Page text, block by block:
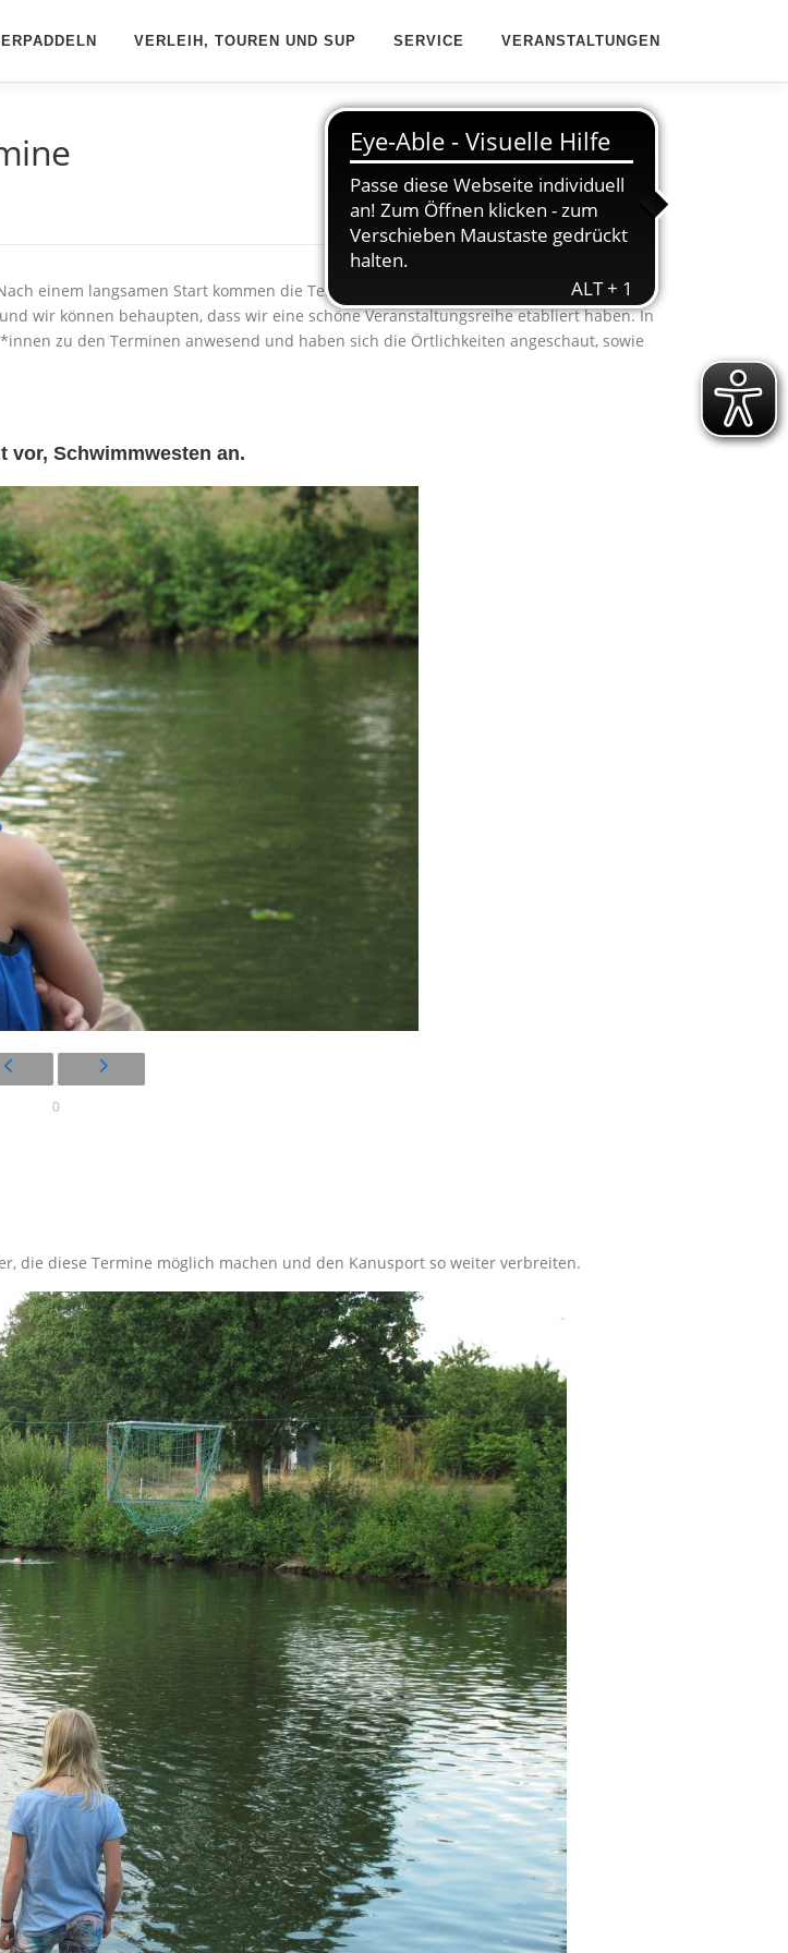
VERLEIH, TOUREN UND SUP SERVICE VERANSTALTUNGEN
einem langsamen Start kommen die Termine – nicht zuletzt auch durch die
wir können behaupten, dass wir eine schöne Veranstaltungsreihe etabliert haben. In
zu den Terminen anwesend und haben sich die Örtlichkeiten angeschaut, sowie
vor, Schwimmwesten an.
0
die diese Termine möglich machen und den Kanusport so weiter verbreiten.